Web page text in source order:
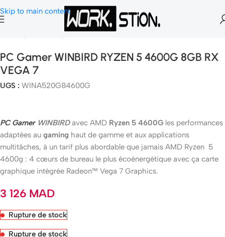
Skip to main content
Pc Gamer Fix
PC Gamer WINBIRD RYZEN 5 4600G 8GB RX
VEGA 7
UGS : WINA520G84600G
PC GamerWINBIRD avec AMD Ryzen 5 4600G les performances
adaptées au gaming haut de gamme et aux applications
multitâches, à un tarif plus abordable que jamais AMD Ryzen 5
4600g : 4 cœurs de bureau le plus écoénergétique avec ça carte
graphique intégrée Radeon™ Vega 7 Graphics.
3 126 MAD
Rupture de stock
Rupture de stock